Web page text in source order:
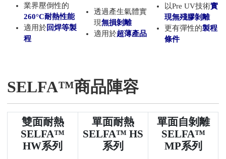
業界壓倒性的
260°C耐熱性能
適用於回焊等製
程
透過產生氣體實
現無損剝離
適用於超薄產品
以Pre UV技術實
現無殘膠剝離
更有彈性的製程
條件
SELFA™商品陣容
雙面耐熱
SELFA™
HW系列
單面耐熱
SELFA™ HS
系列
單面自剝離
SELFA™
MP系列